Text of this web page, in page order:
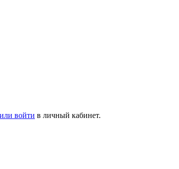
войти в личный кабинет.